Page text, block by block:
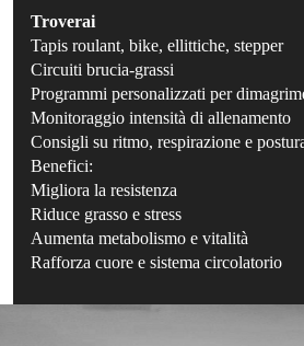
Troverai
Tapis roulant, bike, ellittiche, stepper
Circuiti brucia-grassi
Programmi personalizzati per
Monitoraggio intensità di allenamento
Consigli su ritmo, respirazione e
Benefici:
Migliora la resistenza
Riduce grasso e stress
Aumenta metabolismo e vitalità
Rafforza cuore e sistema circolatorio